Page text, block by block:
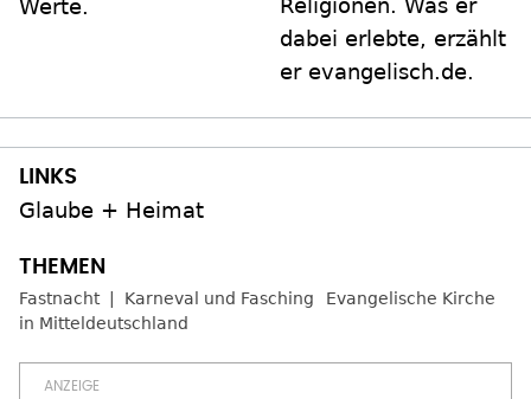
Werte.
Religionen. Was er
dabei erlebte, erzählt
er evangelisch.de.
Glaube + Heimat
Fastnacht Karneval und Fasching
Evangelische Kirche
in Mitteldeutschland